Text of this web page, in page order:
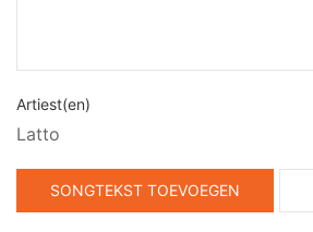
Artiest(en)
Latto
SONGTEKST TOEVOEGEN